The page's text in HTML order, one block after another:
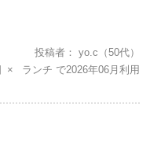
投稿者 yo.c （50代）
ランチ 2026年06月